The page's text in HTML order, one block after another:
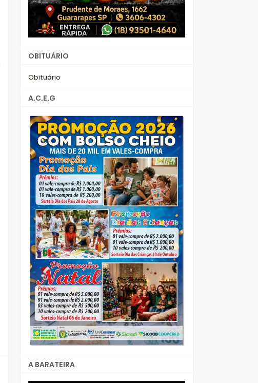
OBITUÁRIO
Obituário
A.C.E.G
A BARATEIRA